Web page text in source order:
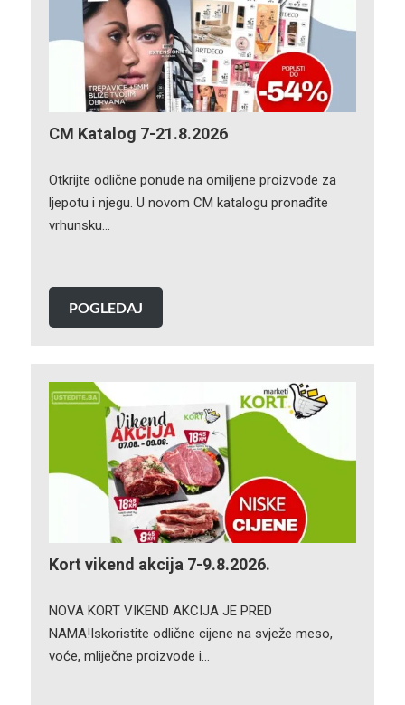
CM Katalog 7-21.8.2026
Otkrijte odlične ponude na omiljene proizvode za
ljepotu i njegu. U novom CM katalogu pronađite
vrhunsku…
POGLEDAJ
Kort vikend akcija 7-9.8.2026.
NOVA KORT VIKEND AKCIJA JE PRED
NAMA!Iskoristite odlične cijene na svježe meso,
voće, mliječne proizvode i…